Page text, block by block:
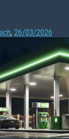
, 26/03/2026